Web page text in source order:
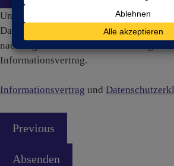
Unterschriftsfeld
Datenschutz und Informationsvertrags
nachfolgende Datenschutzerklärung und
Informationsvertrag.
Informationsvertrag und
Previous
Absenden